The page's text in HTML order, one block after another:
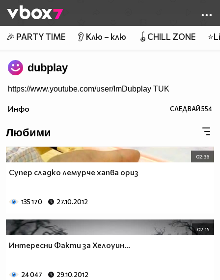
👾
🎉 PARTY TIME 👂 Клю – клю 🪀CHILL ZONE
dubplay
https://www.youtube.com/user/ImDubplay TUK
Инфо СЛЕДВАЙ554
Любими
02:36
Супер сладко лемурче хапва ориз
135 170 27.10.2012
02:15
Интересни Факти за Хелоуин...
24 047 29.10.2012